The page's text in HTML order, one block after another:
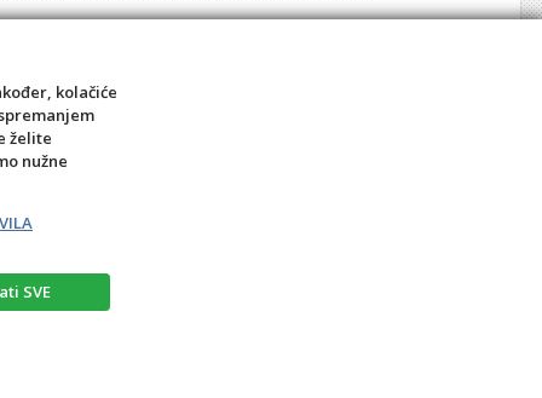
svjetlosti prvenstveno utječu na kožu, kosu i nokte,
i izgled.
dublje u mišiće, kosti, zglobove i organe.
Prigovor potrošača – reklamacije
kolačiće
želite
nužne
SVE